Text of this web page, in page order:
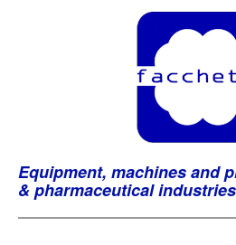
Equipment, machines and
& pharmaceutical industries